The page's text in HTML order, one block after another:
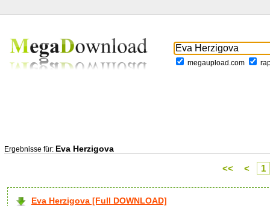
megaupload.com
Ergebnisse für: Eva Herzigova
<< < 1
Eva Herzigova [Full DOWNLOAD]